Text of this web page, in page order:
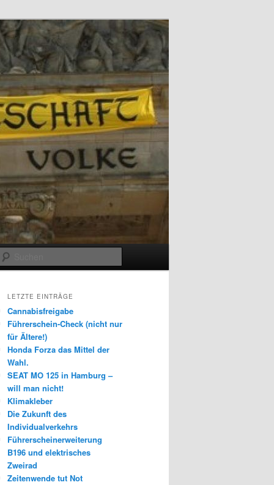
LETZTE EINTRÄGE
Cannabisfreigabe
Führerschein-Check (nicht nur
für Ältere!)
Honda Forza das Mittel der
Wahl.
SEAT MO 125 in Hamburg –
will man nicht!
Klimakleber
Die Zukunft des
Individualverkehrs
Führerscheinerweiterung
B196 und elektrisches
Zweirad
Zeitenwende tut Not